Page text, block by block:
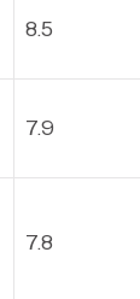
8.5
7.9
7.8